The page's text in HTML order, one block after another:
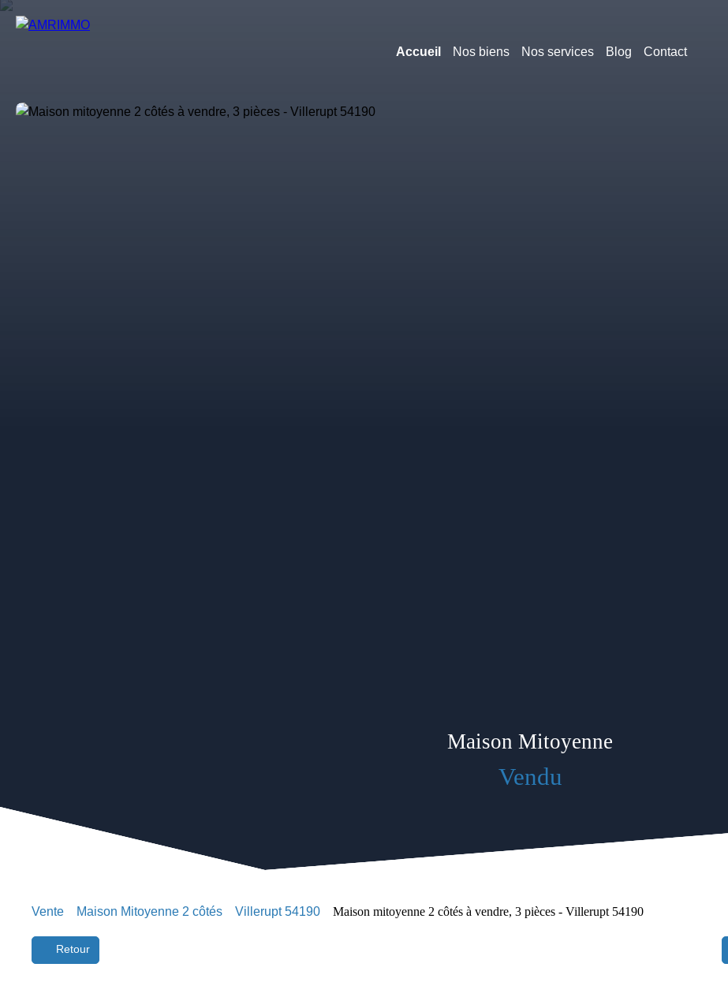
Accueil Nos biens Nos services Blog Contact
Maison Mitoyenne
Vendu
Vente Maison Mitoyenne 2 côtés Villerupt 54190 Maison mitoyenne 2 côtés à vendre, 3 pièces - Villerupt 54190
Retour